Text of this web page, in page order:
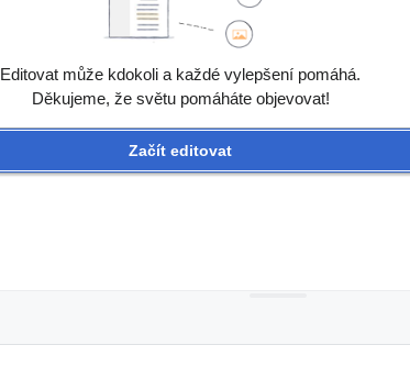
Editovat může kdokoli a každé vylepšení pomáhá.
Děkujeme, že světu pomáháte objevovat!
Začít editovat